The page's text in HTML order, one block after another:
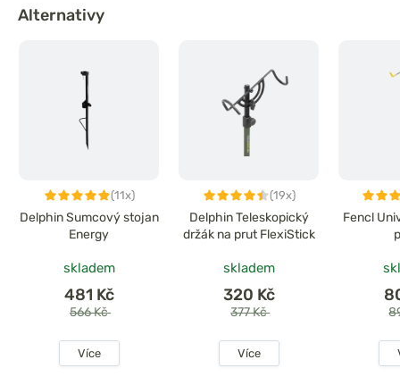
Alternativy
(11x)
Delphin Sumcový stojan
Energy
skladem
481 Kč
566 Kč
Více
(19x)
Delphin Teleskopický
držák na prut FlexiStick
skladem
320 Kč
377 Kč
Více
Fencl